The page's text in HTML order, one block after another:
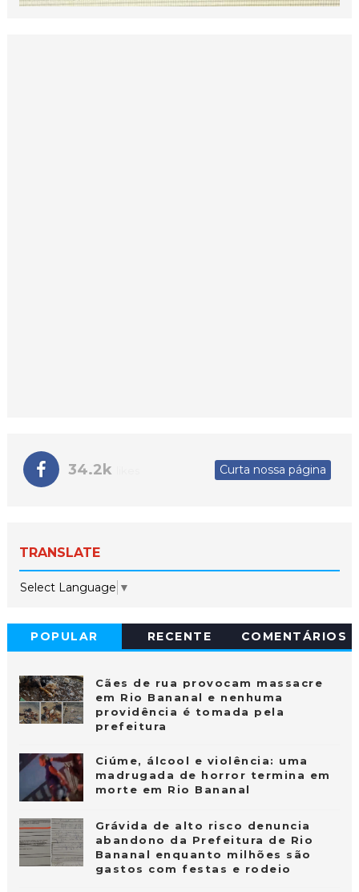
34.2k Curta nossa página
TRANSLATE
Select Language ▼
POPULAR RECENTE COMENTÁRIOS
Cães de rua provocam massacre
em Rio Bananal e nenhuma
providência é tomada pela
prefeitura
Ciúme, álcool e violência: uma
madrugada de horror termina em
morte em Rio Bananal
Grávida de alto risco denuncia
abandono da Prefeitura de Rio
Bananal enquanto milhões são
gastos com festas e rodeio